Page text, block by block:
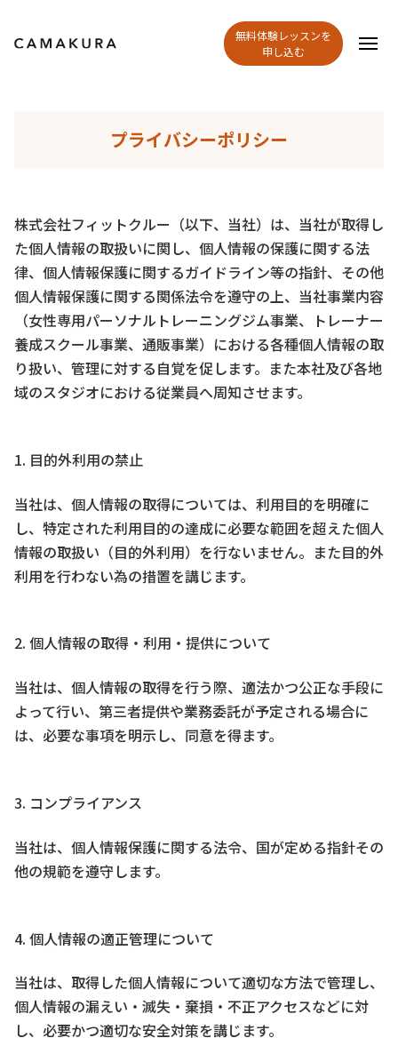
無料体験レッスンを
申し込む
プライバシーポリシー
株式会社フィットクルー（以下、当社）は、当社が取得し
た個人情報の取扱いに関し、個人情報の保護に関する法
律、個人情報保護に関するガイドライン等の指針、その他
個人情報保護に関する関係法令を遵守の上、当社事業内容
（女性専用パーソナルトレーニングジム事業、トレーナー
養成スクール事業、通販事業）における各種個人情報の取
り扱い、管理に対する自覚を促します。また本社及び各地
域のスタジオにおける従業員へ周知させます。
1. 目的外利用の禁止
当社は、個人情報の取得については、利用目的を明確に
し、特定された利用目的の達成に必要な範囲を超えた個人
情報の取扱い（目的外利用）を行ないません。また目的外
利用を行わない為の措置を講じます。
2. 個人情報の取得・利用・提供について
当社は、個人情報の取得を行う際、適法かつ公正な手段に
よって行い、第三者提供や業務委託が予定される場合に
は、必要な事項を明示し、同意を得ます。
3. コンプライアンス
当社は、個人情報保護に関する法令、国が定める指針その
他の規範を遵守します。
4. 個人情報の適正管理について
当社は、取得した個人情報について適切な方法で管理し、
個人情報の漏えい・滅失・棄損・不正アクセスなどに対
し、必要かつ適切な安全対策を講じます。